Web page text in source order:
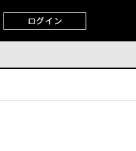
ログイン